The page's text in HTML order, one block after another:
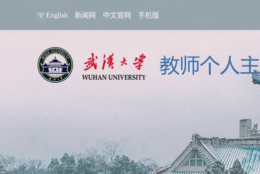
English 新闻网 中文官网 手机版